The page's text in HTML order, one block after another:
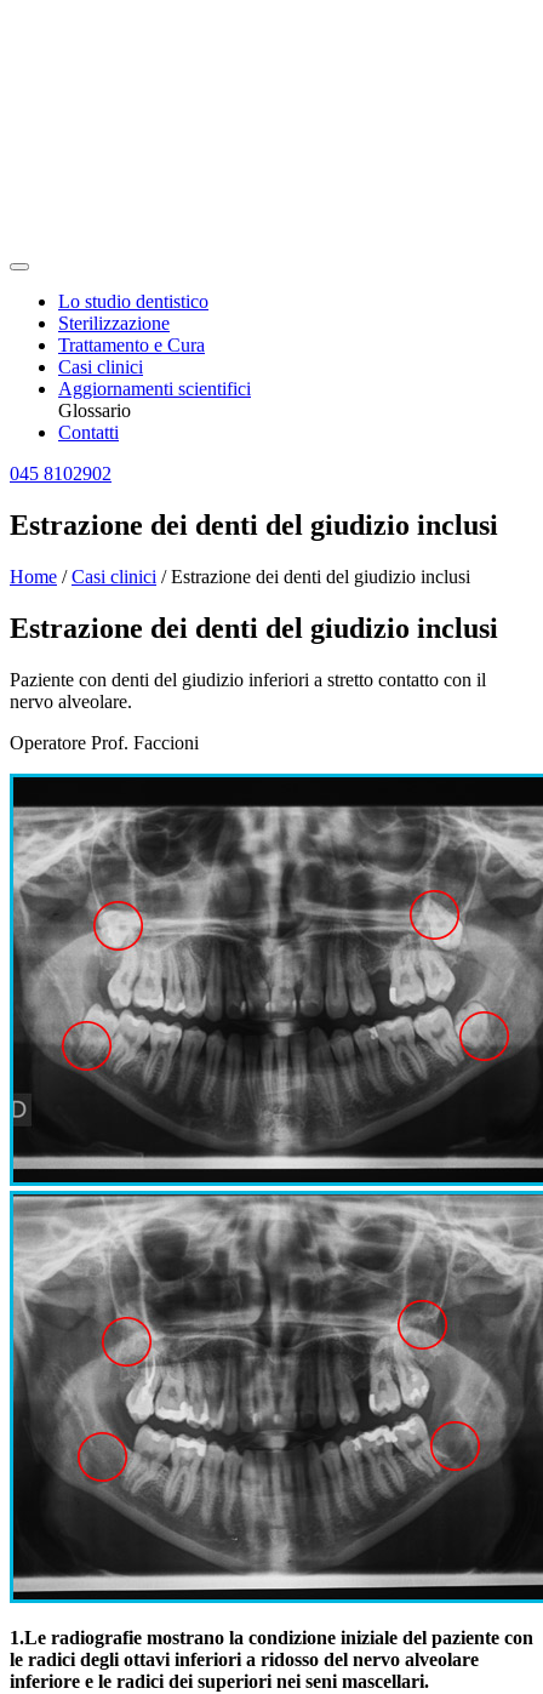
Lo studio dentistico
Sterilizzazione
Trattamento e Cura
Casi clinici
Aggiornamenti scientifici
Glossario
Contatti
045 8102902
Estrazione dei denti del giudizio inclusi
Home /Casi clinici /Estrazione dei denti del giudizio inclusi
Estrazione dei denti del giudizio inclusi
Paziente con denti del giudizio inferiori a stretto contatto con il
nervo alveolare.
Operatore Prof. Faccioni
1.Le radiografie mostrano la condizione iniziale del paziente con
le radici degli ottavi inferiori a ridosso del nervo alveolare
inferiore e le radici dei superiori nei seni mascellari.